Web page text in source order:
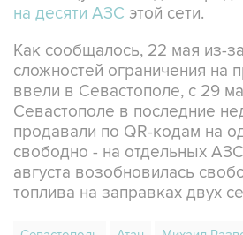
на десяти АЗС этой сети.
Как сообщалось, 22 мая из-
сложностей ограничения на
ввели в Севастополе, с 29
Севастополе в последние
продавали по QR-кодам на
свободно - на отдельных
августа возобновилась
топлива на заправках двух